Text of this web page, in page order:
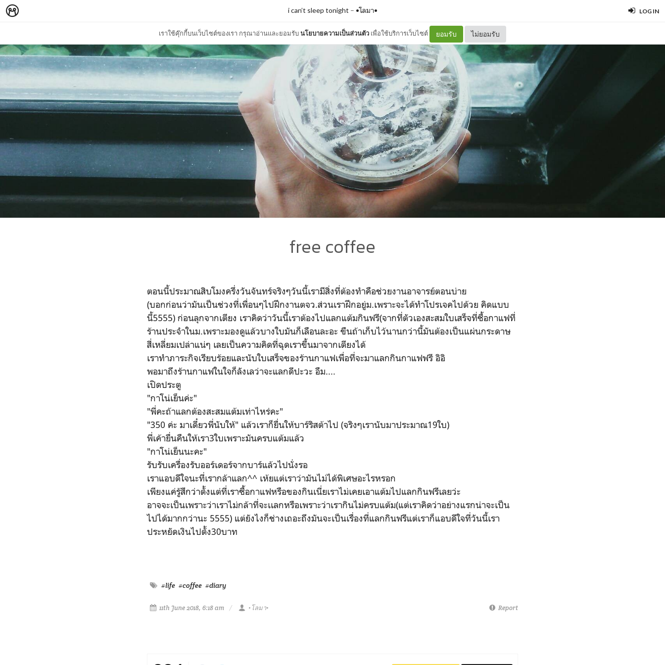
LOG IN
เราใช้คุ๊กกี้บนเว็บไซต์ของเรา กรุณาอ่านและยอมรับนโยบายความเป็นส่วนตัว เพื่อใช้บริการเว็บไซต์ ยอมรับ ไม่ยอมรับ
i can’t sleep tonight – •โลมา•
free coffee
ตอนนี้ประมาณสิบโมงครึ่งวันจันทร์จริงๆวันนี้เรามีสิ่งที่ต้องทำคือช่วยงานอาจารย์ตอนบ่าย
(บอกก่อนว่ามันเป็นช่วงที่เพื่อนๆไปฝึกงานตจว.ส่วนเราฝึกอยู่ม.เพราะจะได้ทำโปรเจคไปด้วย คิดแบบ
นี้5555) ก่อนลุกจากเตียง เราคิดว่าวันนี้เราต้องไปแลกแต้มกินฟรี(จากที่ตัวเองสะสมใบเสร็จที่ซื้อกาแฟที่
ร้านประจำในม.เพราะมองดูแล้วบางใบมันก็เลือนละอะ ขืนถ้าเก็บไว้นานกว่านี้มันต้องเป็นแผ่นกระดาษ
สี่เหลี่ยมเปล่าแน่ๆ เลยเป็นความคิดที่ฉุดเราขึ้นมาจากเตียงได้
เราทำภาระกิจเรียบร้อยและนับใบเสร็จของร้านกาแฟเพื่อที่จะมาแลกกินกาแฟฟรี อิอิ
พอมาถึงร้านกาแฟในใจก็ลังเลว่าจะแลกดีปะวะ อืม....
เปิดประตู
"กาโน่เย็นค่ะ"
"พี่คะถ้าแลกต้องสะสมแต้มเท่าไหร่คะ"
"350 ค่ะ มาเดี๋ยวพี่นับให้" แล้วเราก็ยื่นให้บาร์ริสต้าไป (จริงๆเรานับมาประมาณ19ใบ)
พี่เค้ายื่นคืนให้เรา3ใบเพราะมันครบแต้มแล้ว
"กาโน่เย็นนะคะ"
รับรับเครื่องรับออร์เดอร์จากบาร์แล้วไปนั่งรอ
เราแอบดีใจนะที่เรากล้าแลก^^ เห้ยแต่เราว่ามันไม่ได้พิเศษอะไรหรอก
เพียงแค่รู้สึกว่าตั้งแต่ที่เราซื้อกาแฟหรือของกินเนี่ยเราไม่เคยเอาแต้มไปแลกกินฟรีเลยว่ะ
อาจจะเป็นเพราะว่าเราไม่กล้าที่จะเเลกหรือเพราะว่าเรากินไม่ครบแต้ม(แต่เราคิดว่าอย่างแรกน่าจะเป็น
ไปได้มากกว่านะ 5555) แต่ยังไงก็ช่างเถอะถึงมันจะเป็นเรื่องที่แลกกินฟรีแต่เราก็แอบดีใจที่วันนี้เรา
ประหยัดเงินไปตั้ง30บาท
#life #coffee #diary
11th June 2018, 6:18 am •โลมา• Report